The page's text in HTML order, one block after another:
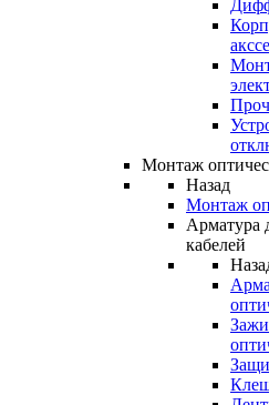
Монтаж
Назад
Монтаж
Арматура
кабелей